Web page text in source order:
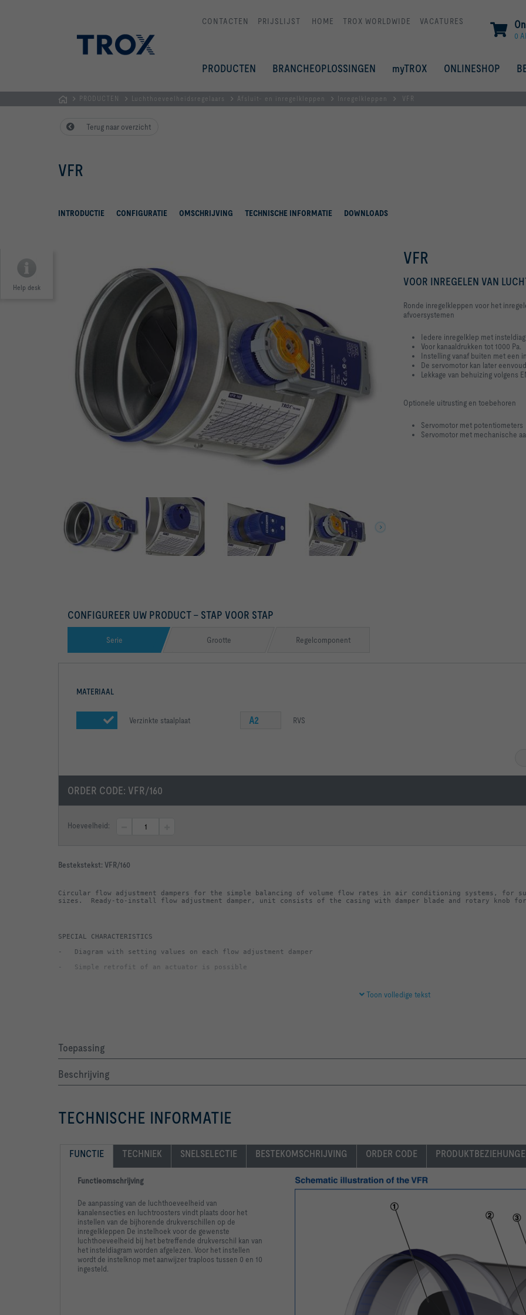
CONTACTEN PRIJSLIJST HOME TROX WORLDWIDE VACATURES
0
PRODUCTEN BRANCHEOPLOSSINGEN myTROX ONLINESHOP
PRODUCTEN Luchthoeveelheidsregelaars Afsluit- en inregelkleppen Inregelkleppen VFR
Terug naar overzicht
VFR
INTRODUCTIE CONFIGURATIE OMSCHRIJVING TECHNISCHE INFORMATIE DOWNLOADS
Help desk
VFR
VOOR INREGELEN VAN
Ronde inregelkleppen voor het
afvoersystemen
Iedere inregelklep met
Voor kanaaldrukken tot 1000 Pa.
Instelling vanaf buiten met een
De servomotor kan later
Lekkage van behuizing volgens
Optionele uitrusting en toebehoren
Servomotor met potentiometers
Servomotor met mechanische
CONFIGUREER UW PRODUCT – STAP VOOR STAP
Serie Grootte Regelcomponent
MATERIAAL
Verzinkte staalplaat A2 RVS
ORDER CODE: VFR/160
Hoeveelheid:
Bestekstekst: VFR/160
Circular flow adjustment dampers for the simple balancing of volume flow rates in air conditioning systems,
sizes.  Ready-to-install flow adjustment damper, unit consists of the casing with damper blade and rotary knob
-   Simple retrofit of an actuator is possible
Spigot with lip seal, suitable for circular ducts to EN 1506 or EN 13180
-   Casing air leakage according to EN 1751, class C
			Regelcomponent: zonder | -;-;Handbediening
Toon volledige tekst
Toepassing
Beschrijving
TECHNISCHE INFORMATIE
FUNCTIE TECHNIEK SNELSELECTIE BESTEKOMSCHRIJVING ORDER CODE
Functieomschrijving
De aanpassing van de luchthoeveelheid van
kanalensecties en luchtroosters vindt plaats door het
instellen van de bijhorende drukverschillen op de
inregelkleppen De instelhoek voor de gewenste
luchthoeveelheid bij het betreffende drukverschil kan van
het insteldiagram worden afgelezen. Voor het instellen
wordt de instelknop met aanwijzer traploos tussen 0 en 10
ingesteld.